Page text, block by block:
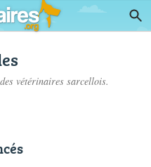
vétérinaires sarcellois.